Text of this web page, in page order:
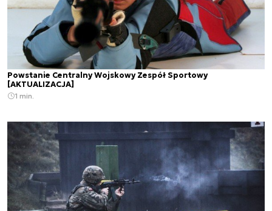
Powstanie Centralny Wojskowy Zespół Sportowy
[AKTUALIZACJA]
1 min.